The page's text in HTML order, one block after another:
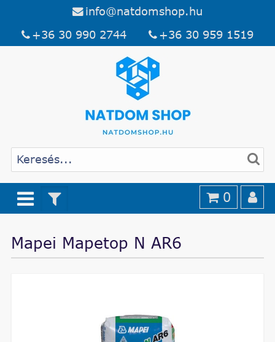
info@natdomshop.hu
+36 30 990 2744
+36 30 959 1519
0
Mapei Mapetop N AR6